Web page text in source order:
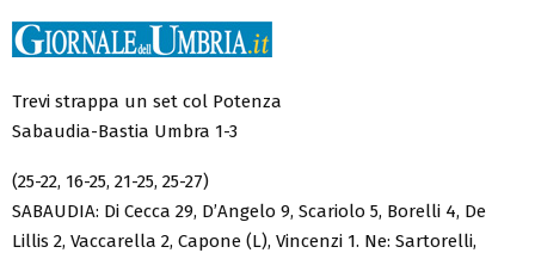
Trevi strappa un set col Potenza
Sabaudia-Bastia Umbra 1-3
(25-22, 16-25, 21-25, 25-27)
SABAUDIA: Di Cecca 29, D’Angelo 9, Scariolo 5, Borelli 4, De
Lillis 2, Vaccarella 2, Capone (L), Vincenzi 1. Ne: Sartorelli,